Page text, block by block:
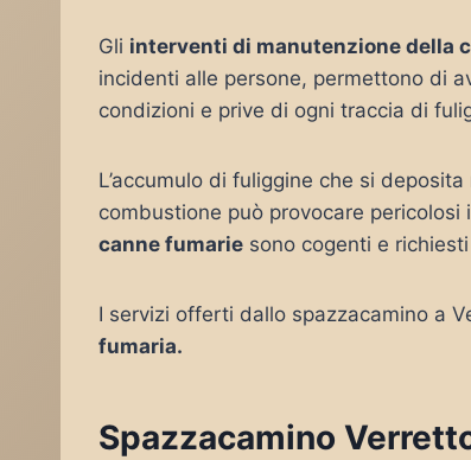
Gli interventi di manutenzione della
incidenti alle persone, permettono di
condizioni e prive di ogni traccia di
L’accumulo di fuliggine che si
combustione può provocare pericolosi
canne fumarie sono cogenti e
I servizi offerti dallo spazzacamino a
fumaria.
Spazzacamino